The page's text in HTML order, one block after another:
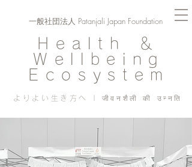
Health ＆
Wellbeing
Ecosystem
よりよい生き方へ | जीवनशैली की उन्नति
一般社団法人 Patanjali Japan Foundation